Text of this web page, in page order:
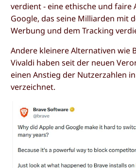
verdient - eine ethische und faire
Google, das seine Milliarden mit
Werbung und dem Tracking
Andere kleinere Alternativen wie
Vivaldi haben seit der neuen
einen Anstieg der Nutzerzahlen
verzeichnet.